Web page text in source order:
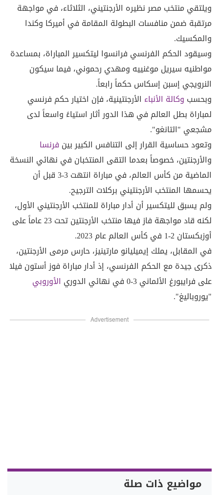
ويلتقي منتخب مصر نظيره الأرجنتيني، الثلاثاء، في مواجهة
مرتقبة ضمن منافسات البطولة المقامة في أميركا وكندا
والمكسيك.
وسيقود الحكم الفرنسي فرانسوا ليتكسير المباراة، بمساعدة
مواطنيه سيريل موغنييه ومهدي رحموني، فيما سيكون
النرويجي إسبن إسكاس حكماً رابعاً.
وبحسب وكالة الأنباء الأرجنتينية، فإن اختيار حكم فرنسي
لمباراة بطل العالم في هذا الدور أثار استياءً واسعاً لدى
مشجعي "التانغو".
وتعود حساسية القرار إلى التنافس الكبير بين فرنسا
والأرجنتين، خصوصاً بعدما التقى المنتخبان في نهائي النسخة
الماضية من كأس العالم، في مباراة انتهت 3-3 قبل أن
يحسمها المنتخب الأرجنتيني بركلات الترجيح.
ولم يسبق لليتكسير أن أدار مباراة للمنتخب الأرجنتيني الأول،
لكنه قاد مواجهة فاز فيها منتخب الأرجنتين تحت 23 عاماً على
أوزبكستان 2-1 في كأس العالم عام 2023.
في المقابل، يملك إيميليانو مارتينيز، حارس مرمى الأرجنتين،
ذكرى جيدة مع الحكم الفرنسي، إذ أدار مباراة فوز أستون فيلا
على فرايبورغ الألماني 3-0 في نهائي الدوري
الأوروبي
"يوروباليغ".
Advertisement
مواضيع ذات صلة